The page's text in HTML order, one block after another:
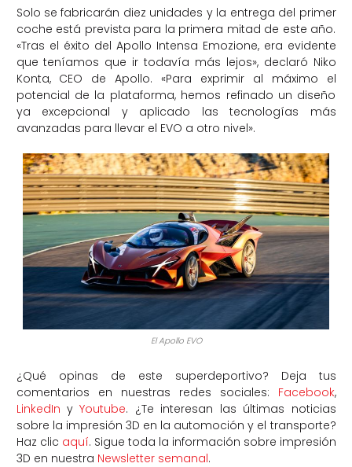
Solo se fabricarán diez unidades y la entrega del primer
coche está prevista para la primera mitad de este año.
«Tras el éxito del Apollo Intensa Emozione, era evidente
que teníamos que ir todavía más lejos», declaró Niko
Konta, CEO de Apollo. «Para exprimir al máximo el
potencial de la plataforma, hemos refinado un diseño
ya excepcional y aplicado las tecnologías más
avanzadas para llevar el EVO a otro nivel».
El Apollo EVO
¿Qué opinas de este superdeportivo? Deja tus
comentarios en nuestras redes sociales: Facebook,
LinkedIn yYoutube. ¿Te interesan las últimas noticias
sobre la impresión 3D en la automoción y el transporte?
Haz clic aquí. Sigue toda la información sobre impresión
3D en nuestra Newsletter semanal.